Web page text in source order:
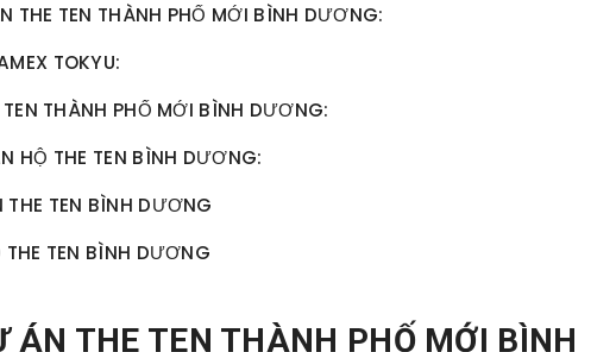
THE TEN THÀNH PHỐ MỚI BÌNH DƯƠNG:
TOKYU:
THÀNH PHỐ MỚI BÌNH DƯƠNG:
HỘ THE TEN BÌNH DƯƠNG:
TEN BÌNH DƯƠNG
TEN BÌNH DƯƠNG
ÁN THE TEN THÀNH PHỐ MỚI BÌNH